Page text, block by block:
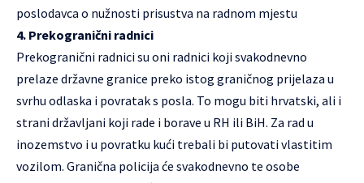
poslodavca o nužnosti prisustva na radnom mjestu
4. Prekogranični radnici
Prekogranični radnici su oni radnici koji svakodnevno
prelaze državne granice preko istog graničnog prijelaza u
svrhu odlaska i povratak s posla. To mogu biti hrvatski, ali i
strani državljani koji rade i borave u RH ili BiH. Za rad u
inozemstvo i u povratku kući trebali bi putovati vlastitim
vozilom. Granična policija će svakodnevno te osobe